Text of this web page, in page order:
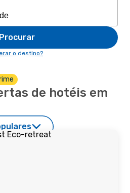
Procurar
o destino?
de hotéis em